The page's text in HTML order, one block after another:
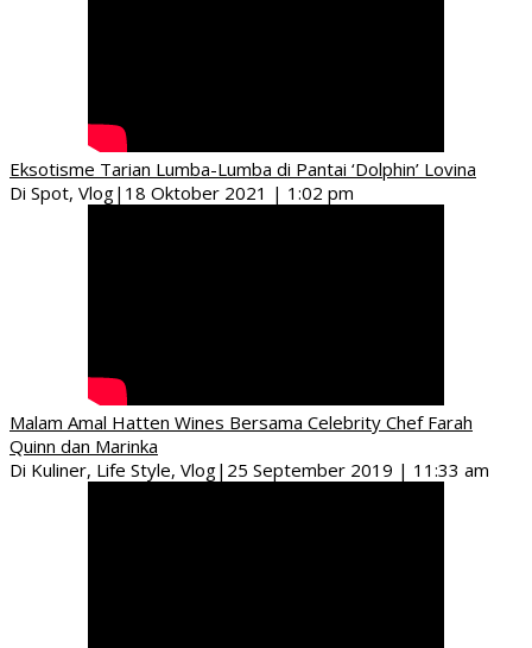
Eksotisme Tarian Lumba-Lumba di Pantai ‘Dolphin’ Lovina
Di Spot, Vlog| 18 Oktober 2021 | 1:02 pm
Malam Amal Hatten Wines Bersama Celebrity Chef Farah
Quinn dan Marinka
Di Kuliner, Life Style, Vlog| 25 September 2019 | 11:33 am